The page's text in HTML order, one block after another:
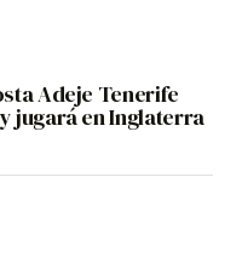
Adeje Tenerife
jugará en Inglaterra